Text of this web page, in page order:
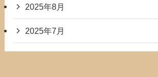
2025年8月
2025年7月